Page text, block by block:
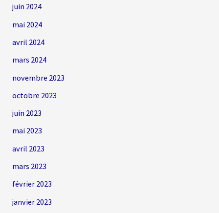
juin 2024
mai 2024
avril 2024
mars 2024
novembre 2023
octobre 2023
juin 2023
mai 2023
avril 2023
mars 2023
février 2023
janvier 2023